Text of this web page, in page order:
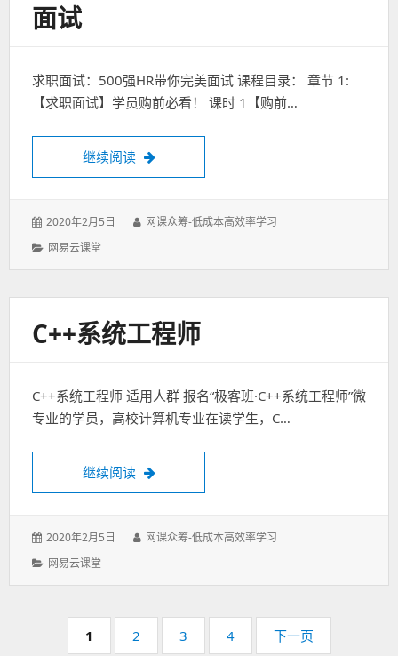
面试
求职面试：500强HR带你完美面试 课程目录： 章节 1:
【求职面试】学员购前必看！ 课时 1【购前…
继续阅读 求职面试：500强HR带你完美面试
发
于：
2020年2月5日
作
网课众筹-低成本高效率学习
分
网易云课堂
C++系统工程师
C++系统工程师 适用人群 报名“极客班·C++系统工程师”微
专业的学员，高校计算机专业在读学生，C…
继续阅读 C++系统工程师
发
于：
2020年2月5日
作
网课众筹-低成本高效率学习
分
网易云课堂
页
码：
1
页
码：
2
页
码：
3
页
码：
4 下一页